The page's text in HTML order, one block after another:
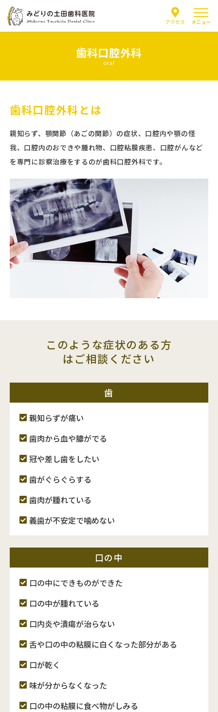
アクセス メニュー
医師紹介
はじめての方へ
診療案内
よくあるご質問
お知らせ
患者様へのご案内
採用情報
tel.029-886-4061
〒305-0881
茨城県つくば市みどりの1-5-1
アンビックスみどりの1F
ネット予約はこちらから
歯科口腔外科
oral
歯科口腔外科とは
親知らず、顎関節（あごの関節）の症状、口腔内や顎の怪
我、口腔内のおできや腫れ物、口腔粘膜疾患、口腔がんなど
を専門に診察治療をするのが歯科口腔外科です。
このような症状のある方
はご相談ください
歯
親知らずが痛い
歯肉から血や膿がでる
冠や差し歯をしたい
歯がぐらぐらする
歯肉が腫れている
義歯が不安定で噛めない
口の中
口の中にできものができた
口の中が腫れている
口内炎や潰瘍が治らない
舌や口の中の粘膜に白くなった部分がある
口が乾く
味が分からなくなった
口の中の粘膜に食べ物がしみる